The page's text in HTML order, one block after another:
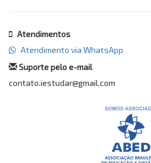
Atendimentos
Atendimento via WhatsApp
Suporte pelo e-mail
contato.iestudar@gmail.com